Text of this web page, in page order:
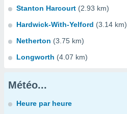
Stanton Harcourt (2.93 km)
Hardwick-With-Yelford (3.14 km)
Netherton (3.75 km)
Longworth (4.07 km)
Météo...
Heure par heure